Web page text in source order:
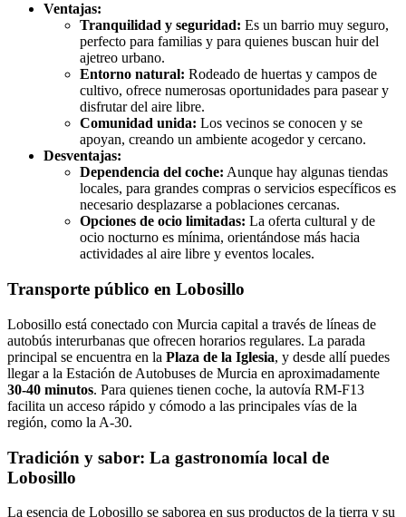
Ventajas:
Tranquilidad y seguridad: Es un barrio muy seguro,
perfecto para familias y para quienes buscan huir del
ajetreo urbano.
Entorno natural: Rodeado de huertas y campos de
cultivo, ofrece numerosas oportunidades para pasear y
disfrutar del aire libre.
Comunidad unida: Los vecinos se conocen y se
apoyan, creando un ambiente acogedor y cercano.
Desventajas:
Dependencia del coche: Aunque hay algunas tiendas
locales, para grandes compras o servicios específicos es
necesario desplazarse a poblaciones cercanas.
Opciones de ocio limitadas: La oferta cultural y de
ocio nocturno es mínima, orientándose más hacia
actividades al aire libre y eventos locales.
Transporte público en Lobosillo
Lobosillo está conectado con Murcia capital a través de líneas de
autobús interurbanas que ofrecen horarios regulares. La parada
principal se encuentra en la Plaza de la Iglesia, y desde allí puedes
llegar a la Estación de Autobuses de Murcia en aproximadamente
30-40 minutos. Para quienes tienen coche, la autovía RM-F13
facilita un acceso rápido y cómodo a las principales vías de la
región, como la A-30.
Tradición y sabor: La gastronomía local de
Lobosillo
La esencia de Lobosillo se saborea en sus productos de la tierra y su